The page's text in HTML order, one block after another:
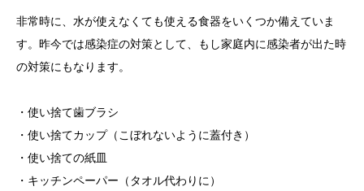
非常時に、水が使えなくても使える食器をいくつか備えていま
す。昨今では感染症の対策として、もし家庭内に感染者が出た時
の対策にもなります。
・使い捨て歯ブラシ
・使い捨てカップ（こぼれないように蓋付き）
・使い捨ての紙皿
・キッチンペーパー（タオル代わりに）